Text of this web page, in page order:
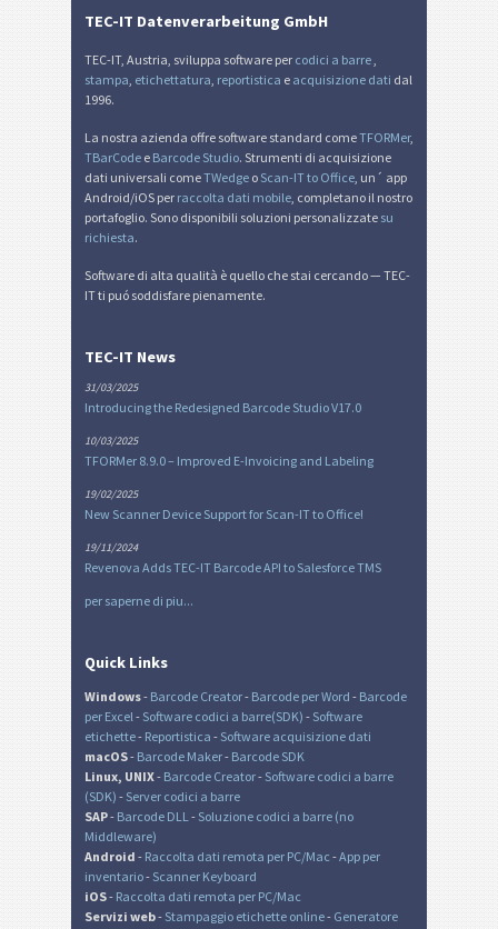
LTO Etichette LTO
I Etichette di inventario
NF Nutrition Labels
€ Mandato SEPA
₣ QR-fattura svizzera
TEC-IT Datenverarbeitung GmbH
TEC-IT, Austria, sviluppa software per codici a barre,
stampa, etichettatura, reportistica e acquisizione dati dal
1996.
La nostra azienda offre software standard comeTFORMer,
TBarCode e Barcode Studio. Strumenti di acquisizione
dati universali comeTWedge o Scan-IT to Office, un´ app
Android/iOS per raccolta dati mobile, completano il nostro
portafoglio. Sono disponibili soluzioni personalizzate su
richiesta.
Software di alta qualità è quello che stai cercando — TEC-
IT ti puó soddisfare pienamente.
TEC-IT News
31/03/2025
Introducing the Redesigned Barcode Studio V17.0
10/03/2025
TFORMer 8.9.0 – Improved E-Invoicing and Labeling
19/02/2025
New Scanner Device Support for Scan-IT to Office!
19/11/2024
Revenova Adds TEC-IT Barcode API to Salesforce TMS
per saperne di piu...
Quick Links
Windows- Barcode Creator- Barcode per Word - Barcode
per Excel- Software codici a barre(SDK) - Software
etichette- Reportistica - Software acquisizione dati
macOS- Barcode Maker- Barcode SDK
Linux, UNIX- Barcode Creator- Software codici a barre
(SDK) - Server codici a barre
SAP- Barcode DLL- Soluzione codici a barre (no
Middleware)
Android - Raccolta dati remota per PC/Mac -App per
inventario- Scanner Keyboard
iOS- Raccolta dati remota per PC/Mac
Servizi web- Stampaggio etichette online- Generatore